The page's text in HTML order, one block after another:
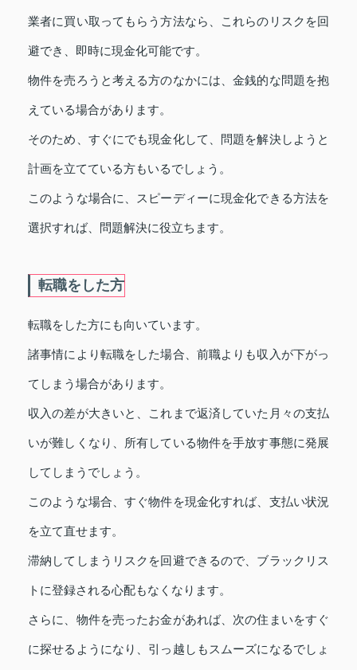
業者に買い取ってもらう方法なら、これらのリスクを回
避でき、即時に現金化可能です。
物件を売ろうと考える方のなかには、金銭的な問題を抱
えている場合があります。
そのため、すぐにでも現金化して、問題を解決しようと
計画を立てている方もいるでしょう。
このような場合に、スピーディーに現金化できる方法を
選択すれば、問題解決に役立ちます。
転職をした方
転職をした方にも向いています。
諸事情により転職をした場合、前職よりも収入が下がっ
てしまう場合があります。
収入の差が大きいと、これまで返済していた月々の支払
いが難しくなり、所有している物件を手放す事態に発展
してしまうでしょう。
このような場合、すぐ物件を現金化すれば、支払い状況
を立て直せます。
滞納してしまうリスクを回避できるので、ブラックリス
トに登録される心配もなくなります。
さらに、物件を売ったお金があれば、次の住まいをすぐ
に探せるようになり、引っ越しもスムーズになるでしょ